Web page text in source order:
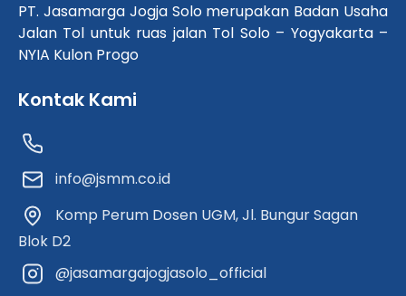
PT. Jasamarga Jogja Solo merupakan Badan Usaha
Jalan Tol untuk ruas jalan Tol Solo – Yogyakarta –
NYIA Kulon Progo
Kontak Kami
info@jsmm.co.id
Komp Perum Dosen UGM, Jl. Bungur Sagan
Blok D2
@jasamargajogjasolo_official